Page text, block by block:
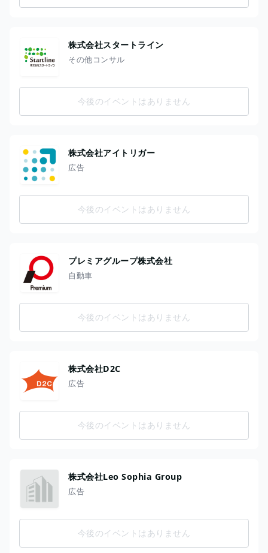
株式会社スタートライン
その他コンサル
今後のイベントはありません
株式会社アイトリガー
広告
今後のイベントはありません
プレミアグループ株式会社
自動車
今後のイベントはありません
株式会社D2C
広告
今後のイベントはありません
株式会社Leo Sophia Group
広告
今後のイベントはありません